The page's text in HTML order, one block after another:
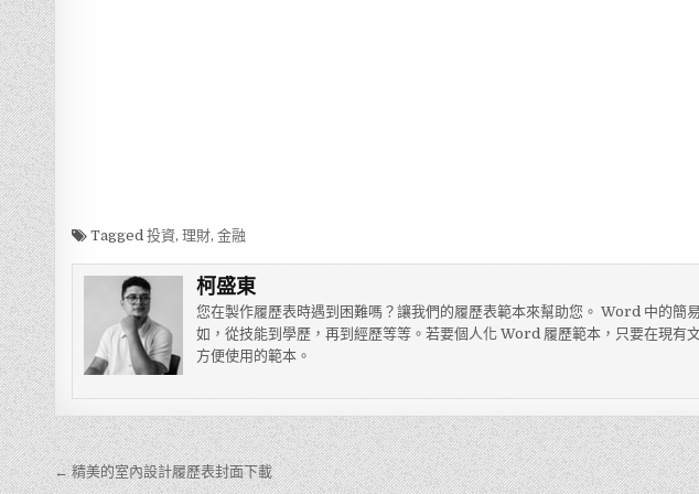
Tagged投資,理財,金融
柯盛東
您在製作履歷表時遇到困難嗎？讓我們的履歷表範本來幫助您。 Word 中的簡
如，從技能到學歷，再到經歷等等。若要個人化 Word 履歷範本，只要在現有
方便使用的範本。
← 精美的室內設計履歷表封面下載